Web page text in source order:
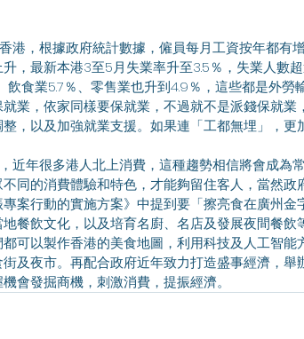
，最新本港3至5月失業率升至3.5％，失業人數
飲食業5.7％、零售業也升到4.9％，這些都是外
業，依家同樣要保就業，不過就不是派錢保就
，以及加強就業支援。如果連「工都無埋」，更
同的消費體驗和特色，才能夠留住客人，當然政
案行動的實施方案》中提到要「擦亮食在廣州
餐飲文化，以及培育名廚、名店及發展夜間餐
可以製作香港的美食地圖，利用科技及人工智
及夜市。再配合政府近年致力打造盛事經濟，
會發掘商機，刺激消費，提振經濟。